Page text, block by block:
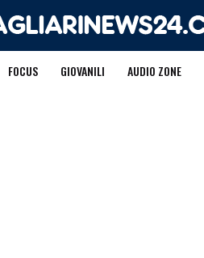
FOCUS GIOVANILI AUDIO ZONE